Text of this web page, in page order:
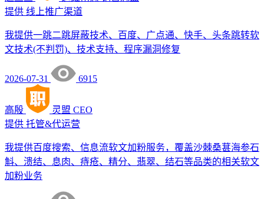
提供 线上推广渠道
我提供一跳二跳屏蔽技术、百度、广点通、快手、头条跳转软
文技术(不判罚)、技术支持、程序漏洞修复
2026-07-31 6915
高殷 灵盟 CEO
提供 托管&代运营
我提供百度搜索、信息流软文加粉服务，覆盖沙棘桑葚海参石
斛、溃结、息肉、痔疮、精分、翡翠、结石等品类的相关软文
加粉业务